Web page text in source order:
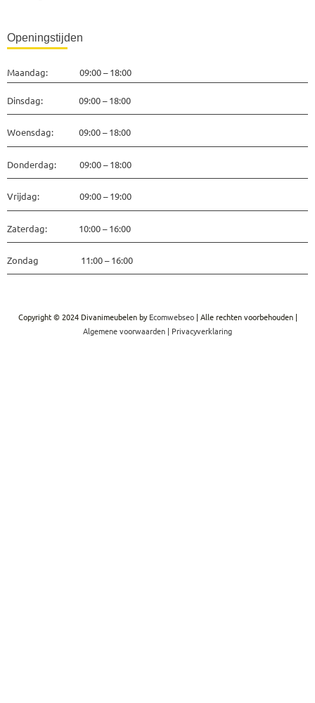
Openingstijden
Maandag: 09:00 – 18:00
Dinsdag: 09:00 – 18:00
Woensdag: 09:00 – 18:00
Donderdag: 09:00 – 18:00
Vrijdag: 09:00 – 19:00
Zaterdag: 10:00 – 16:00
Zondag 11:00 – 16:00
Copyright © 2024 Divanimeubelen byEcomwebseo| Alle rechten voorbehouden |
Algemene voorwaarden | Privacyverklaring